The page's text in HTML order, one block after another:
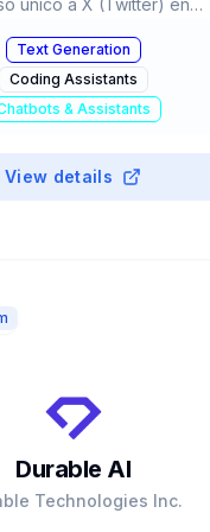
único a X (Twitter) en
Voice+Vision.
en $200-230B.
Text Generation
Coding Assistants
& Assistants
View details
Durable AI
Technologies Inc.